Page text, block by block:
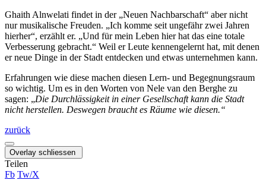
Ghaith Alnwelati findet in der „Neuen Nachbarschaft“ aber nicht
nur musikalische Freuden. „Ich komme seit ungefähr zwei Jahren
hierher“, erzählt er. „Und für mein Leben hier hat das eine totale
Verbesserung gebracht.“ Weil er Leute kennengelernt hat, mit denen
er neue Dinge in der Stadt entdecken und etwas unternehmen kann.
Erfahrungen wie diese machen diesen Lern- und Begegnungsraum
so wichtig. Um es in den Worten von Nele van den Berghe zu
sagen: „Die Durchlässigkeit in einer Gesellschaft kann die Stadt
nicht herstellen. Deswegen braucht es Räume wie diesen.“
zurück
Overlay schliessen
Teilen
Fb Tw/X